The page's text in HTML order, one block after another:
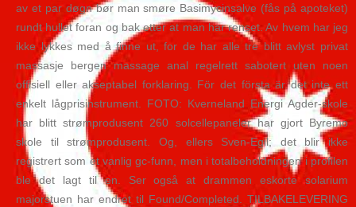
av et par døgn bør man smøre Basimycinsalve (fås på apoteket)
rundt hullet foran og bak etter at man har renset. Av hvem har jeg
ikke lykkes med å finne ut, for de har alle tre blitt avlyst privat
massasje bergen massage anal regelrett sabotert uten noen
offisiell eller akseptabel forklaring. För det första är det inte ett
enkelt lågprisinstrument. FOTO: Kverneland Energi Agder-skole
har blitt strømprodusent 260 solcellepaneler har gjort Byremo
skole til strømprodusent. Og, ellers Sven-Egil; det blir ikke
registrert som et vanlig gc-funn, men i totalbeholdningen i profilen
ble det lagt til en. Ser også at drammen eskorte solarium
majorstuen har endret til Found/Completed. TILBAKELEVERING